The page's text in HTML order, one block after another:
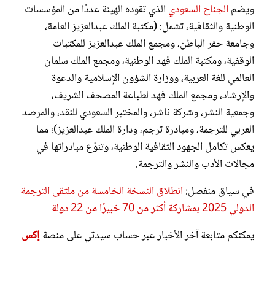
ويضم الجناح السعودي الذي تقوده الهيئة عددًا من المؤسسات
الوطنية والثقافية، تشمل: (مكتبة الملك عبدالعزيز العامة،
وجامعة حفر الباطن، ومجمع الملك عبدالعزيز للمكتبات
الوقفية، ومكتبة الملك فهد الوطنية، ومجمع الملك سلمان
العالمي للغة العربية، ووزارة الشؤون الإسلامية والدعوة
والإرشاد، ومجمع الملك فهد لطباعة المصحف الشريف،
وجمعية النشر، وشركة ناشر، والمختبر السعودي للنقد، والمرصد
العربي للترجمة، ومبادرة ترجم، ودارة الملك عبدالعزيز)؛ مما
يعكس تكامل الجهود الثقافية الوطنية، وتنوّع مبادراتها في
مجالات الأدب والنشر والترجمة.
في سياق منفصل: انطلاق النسخة الخامسة من ملتقى الترجمة
الدولي 2025 بمشاركة أكثر من 70 خبيرًا من 22 دولة
يمكنكم متابعة آخر الأخبار عبر حساب سيدتي على منصةإكس